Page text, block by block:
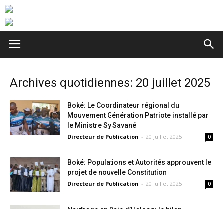
Archives quotidiennes: 20 juillet 2025
Boké: Le Coordinateur régional du
Mouvement Génération Patriote installé par
le Ministre Sy Savané
Directeur de Publication - 20 juillet 2025 0
Boké: Populations et Autorités approuvent le
projet de nouvelle Constitution
Directeur de Publication - 20 juillet 2025 0